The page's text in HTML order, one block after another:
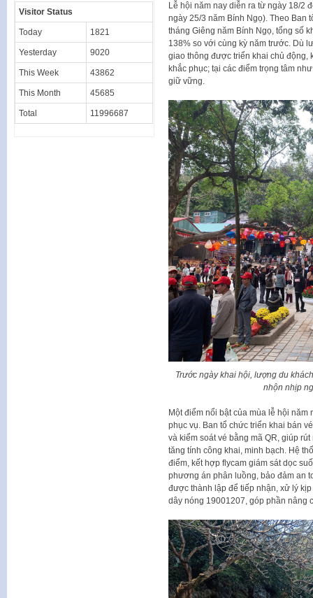
Lễ hội năm nay diễn ra từ ngày 18/2
ngày 25/3 năm Bính Ngọ). Theo Ban
tháng Giêng năm Bính Ngọ, tổng số
138% so với cùng kỳ năm trước. Dù
giao thông được triển khai chủ động,
khắc phục; tại các điểm trọng tâm
giữ vững.
Trước ngày khai hội, lượng du
nhộn nhịp
Một điểm nổi bật của mùa lễ hội
phục vụ. Ban tổ chức triển khai bán
và kiểm soát vé bằng mã QR, giúp
tăng tính công khai, minh bạch. Hệ
điểm, kết hợp flycam giám sát dọc
phương án phân luồng, bảo đảm an
được thành lập để tiếp nhận, xử lý
dây nóng 19001207, góp phần nâng
Visitor Status
Today 1821
Yesterday 9020
This Week 43862
This Month 45685
Total 11996687